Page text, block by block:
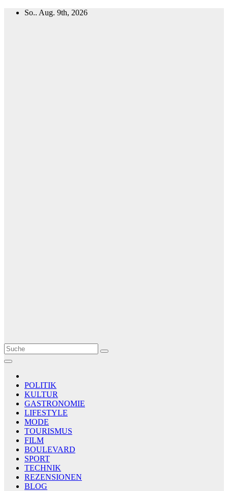
Zum
So.. Aug. 9th, 2026
Le Matin
AGENCE DE PRESSE
POLITIK
KULTUR
GASTRONOMIE
LIFESTYLE
MODE
TOURISMUS
FILM
BOULEVARD
SPORT
TECHNIK
REZENSIONEN
BLOG